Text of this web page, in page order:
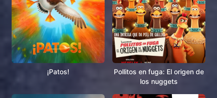
¡Patos!
Pollitos en fuga: El origen de
los nuggets